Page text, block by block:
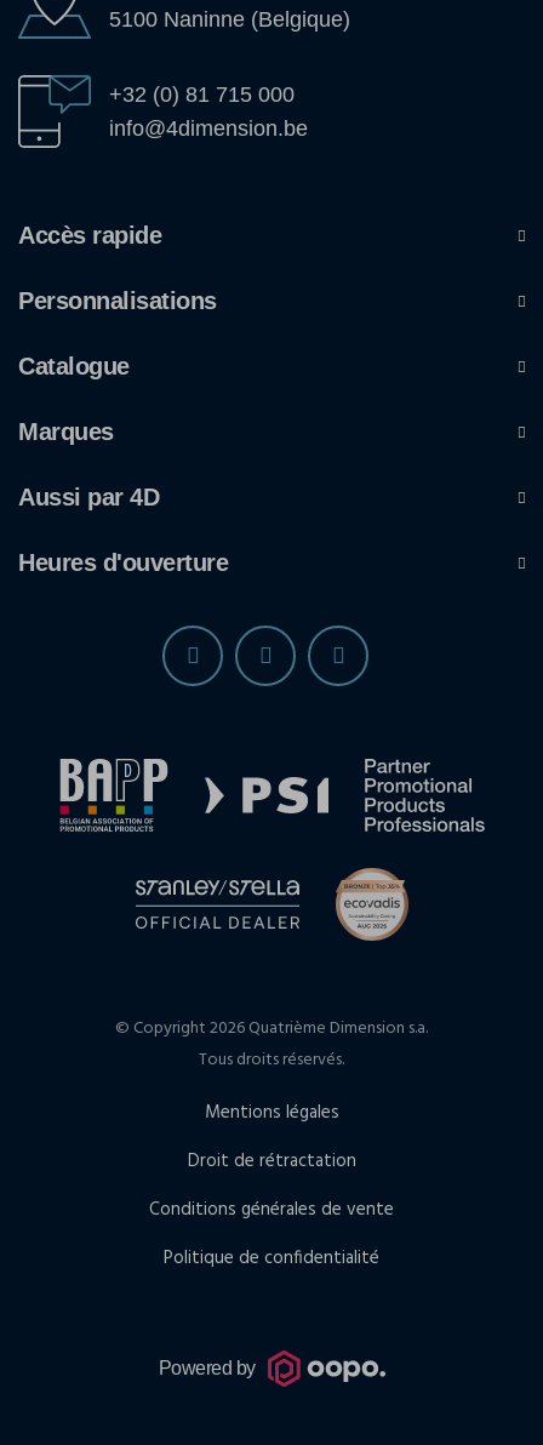
5100 Naninne (Belgique)
+32 (0) 81 715 000
info@4dimension.be
Accès rapide
Personnalisations
Catalogue
Marques
Aussi par 4D
Heures d'ouverture
© Copyright 2026 Quatrième Dimension s.a.
Tous droits réservés.
Mentions légales
Droit de rétractation
Conditions générales de vente
Politique de confidentialité
Powered by